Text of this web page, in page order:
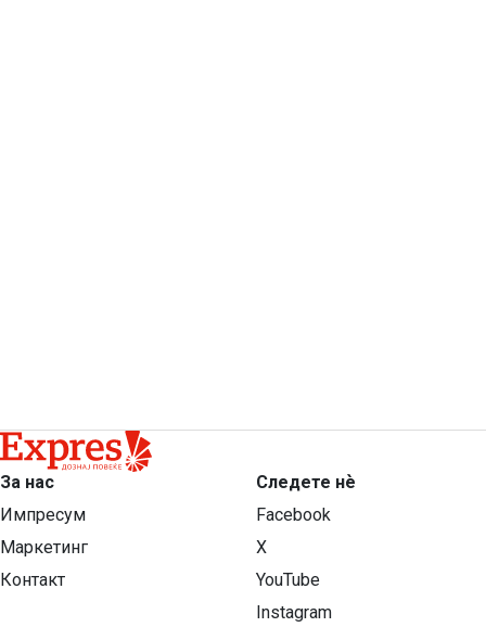
За нас
Импресум
Маркетинг
Контакт
Следете нѐ
Facebook
X
YouTube
Instagram